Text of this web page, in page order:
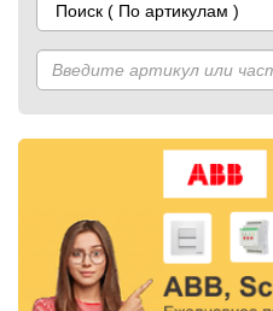
Поиск ( По артикулам )